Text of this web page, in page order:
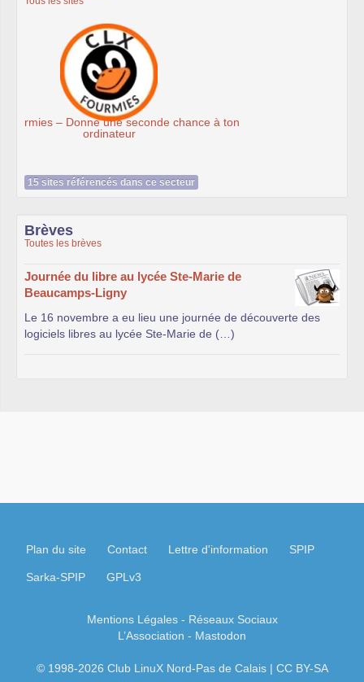
Ateliers du Libre à Roubaix
15 sites référencés dans ce secteur
Brèves
Toutes les brèves
Journée du libre au lycée Ste-Marie de
Beaucamps-Ligny
Le 16 novembre a eu lieu une journée de découverte des
logiciels libres au lycée Ste-Marie de (…)
Plan du site Contact Lettre d'information SPIP
Sarka-SPIP GPLv3
Mentions Légales- Réseaux Sociaux
L’Association - Mastodon
© 1998-2026 Club LinuX Nord-Pas de Calais | CC BY-SA